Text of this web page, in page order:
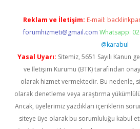
Reklam ve İletişim: E-mail:
forumhizmeti@gmail.com Whatsapp:
@karabul
Yasal Uyarı: Sitemiz, 5651 Sayılı Kanun
ve İletişim Kurumu (BTK) tarafından
olarak hizmet vermektedir. Bu nedenle,
olarak denetleme veya araştırma
Ancak, üyelerimiz yazdıkları içeriklerin
siteye üye olarak bu sorumluluğu kabul